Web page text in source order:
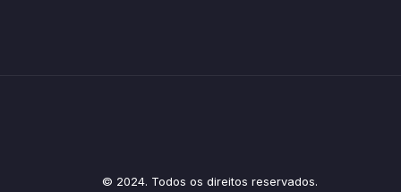
© 2024. Todos os direitos reservados.